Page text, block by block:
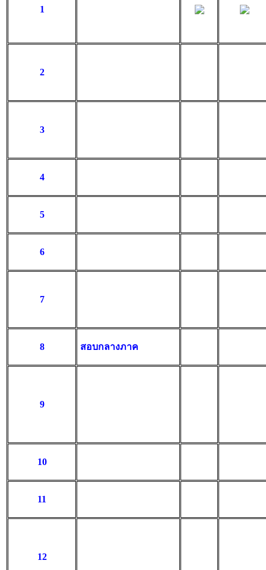
1
2
3
4
5
6
7
8 สอบกลางภาค
9
10
11
12